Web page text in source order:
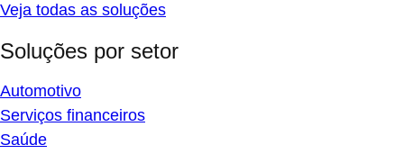
Veja todas as soluções
Soluções por setor
Automotivo
Serviços financeiros
Saúde